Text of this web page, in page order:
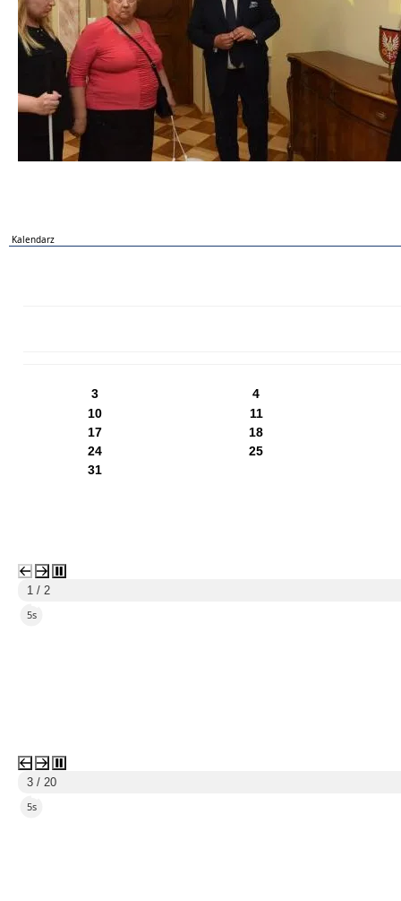
Kalendarz
3
4
10
11
17
18
24
25
31
1 / 2
2s
3 / 20
2s